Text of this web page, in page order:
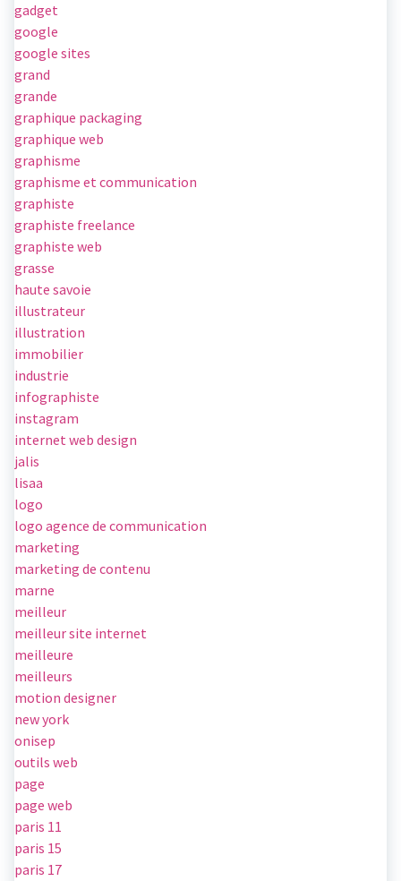
gadget
google
google sites
grand
grande
graphique packaging
graphique web
graphisme
graphisme et communication
graphiste
graphiste freelance
graphiste web
grasse
haute savoie
illustrateur
illustration
immobilier
industrie
infographiste
instagram
internet web design
jalis
lisaa
logo
logo agence de communication
marketing
marketing de contenu
marne
meilleur
meilleur site internet
meilleure
meilleurs
motion designer
new york
onisep
outils web
page
page web
paris 11
paris 15
paris 17